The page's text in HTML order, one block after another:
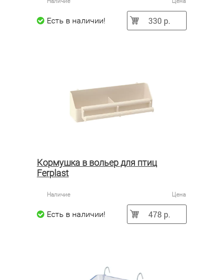
Есть в наличии! 330 р.
Кормушка в вольер для птиц
Ferplast
Наличие Цена
Есть в наличии! 478 р.